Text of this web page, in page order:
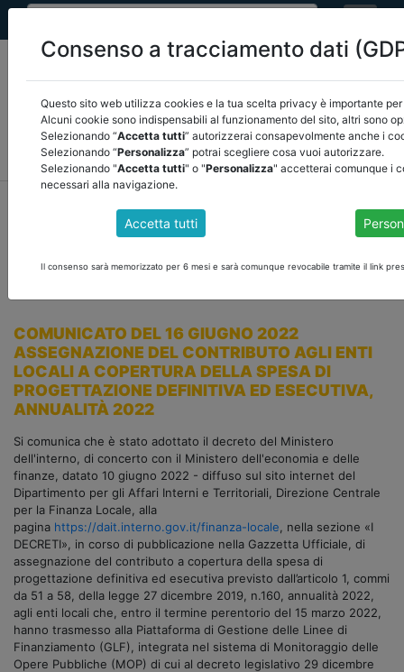
MEF FINANZA LOCALE/OSSERVATORIO
NORMATIVA
CORTE DEI CONTI E GIURISPRUDENZA
ARCONET ALTRI
torna indietro
DOCUMENTI PUBBLICI
COMUNICATO DEL 16 GIUGNO 2022
ASSEGNAZIONE DEL CONTRIBUTO AGLI ENTI
LOCALI A COPERTURA DELLA SPESA DI
PROGETTAZIONE DEFINITIVA ED ESECUTIVA,
ANNUALITÀ 2022
Si comunica che è stato adottato il decreto del Ministero
dell'interno, di concerto con il Ministero dell'economia e delle
finanze, datato 10 giugno 2022 - diffuso sul sito internet del
Dipartimento per gli Affari Interni e Territoriali, Direzione Centrale
per la Finanza Locale, alla
pagina https://dait.interno.gov.it/finanza-locale , nella sezione «I
DECRETI», in corso di pubblicazione nella Gazzetta Ufficiale, di
assegnazione del contributo a copertura della spesa di
progettazione definitiva ed esecutiva previsto dall’articolo 1, commi
da 51 a 58, della legge 27 dicembre 2019, n.160, annualità 2022,
agli enti locali che, entro il termine perentorio del 15 marzo 2022,
hanno trasmesso alla Piattaforma di Gestione delle Linee di
Finanziamento (GLF), integrata nel sistema di Monitoraggio delle
Opere Pubbliche (MOP) di cui al decreto legislativo 29 dicembre
Consenso a tracciamento dati
Questo sito web utilizza cookies e la tua scelta privacy è importante per
Alcuni cookie sono indispensabili al funzionamento del sito, altri sono
Selezionando “Accetta tutti” autorizzerai consapevolmente anche i
Selezionando “Personalizza” potrai scegliere cosa vuoi autorizzare.
Selezionando "Accetta tutti" o "Personalizza" accetterai comunque i
necessari alla navigazione.
Accetta tutti
Il consenso sarà memorizzato per 6 mesi e sarà comunque revocabile tramite il link